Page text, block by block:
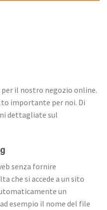
il nostro negozio online.
importante per noi. Di
dettagliate sul
senza fornire
che si accede a un sito
un
esempio il nome del file